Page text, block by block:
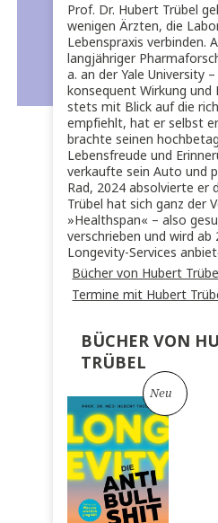
Prof. Dr. Hubert Trübel
wenigen Ärzten, die
Lebenspraxis verbinden.
langjähriger
a. an der Yale University
konsequent Wirkung und
stets mit Blick auf die
empfiehlt, hat er selbst
brachte seinen
Lebensfreude und
verkaufte sein Auto und
Rad, 2024 absolvierte er
Trübel hat sich ganz der
»Healthspan« – also
verschrieben und wird ab
Longevity-Services
Bücher von Hubert
Termine mit Hubert
BÜCHER VON
TRÜBEL
Neu